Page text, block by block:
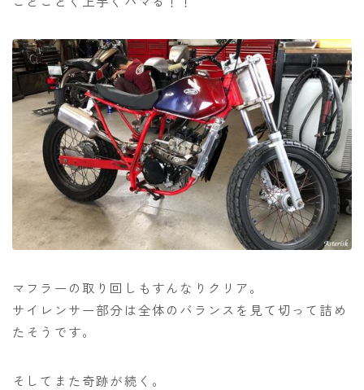
マフラーの取り回しもすんなりクリア。
サイレンサー部分は全体のバランスを見て切って詰め
たそうです。
そしてまた奇跡が続く。